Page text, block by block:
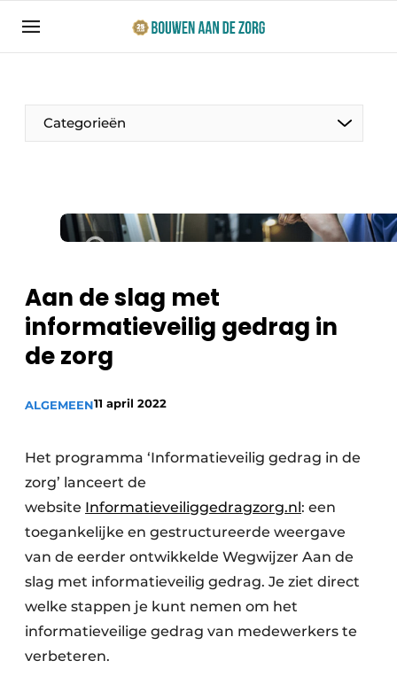
Aanmelden
Bedrijven
Bouwen aan de Zorg | Vakblad over bouw en
Direct contact
Jaarboek
Jubileumboek
Nieuwsbrief
Podcasts
Vacature aanmelden
Video’s
Categorieën
Productinformatie
Ziekenhuizen
Woonzorg & Verpleeghuizen
Privéklinieken
Laboratoria
Aan de slag met
informatieveilig gedrag in
de zorg
ALGEMEEN11 april 2022
Het programma ‘Informatieveilig gedrag in de
zorg’ lanceert de
website Informatieveiliggedragzorg.nl: een
toegankelijke en gestructureerde weergave
van de eerder ontwikkelde Wegwijzer Aan de
slag met informatieveilig gedrag. Je ziet direct
welke stappen je kunt nemen om het
informatieveilige gedrag van medewerkers te
verbeteren.